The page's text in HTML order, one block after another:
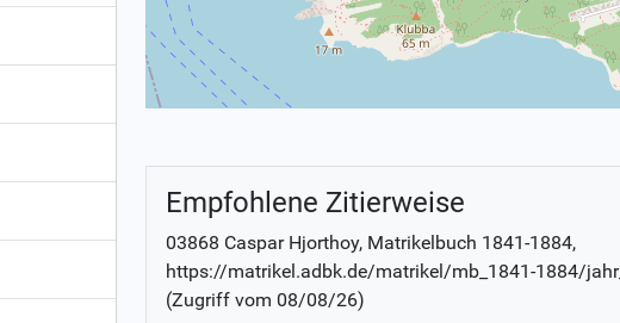
Empfohlene Zitierweise
03868 Caspar Hjorthoy, Matrikelbuch 1841-1884,
https://matrikel.adbk.de/matrikel/mb_1841-1884/
(Zugriff vom 08/08/26)